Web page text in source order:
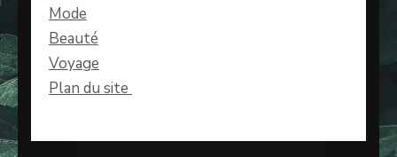
Mode
Beauté
Voyage
Plan du site